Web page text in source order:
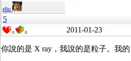
eliu
5
0 0 2011-01-23
你說的是 X ray，我說的是粒子。我的